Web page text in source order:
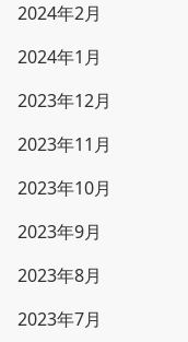
2024年2月
2024年1月
2023年12月
2023年11月
2023年10月
2023年9月
2023年8月
2023年7月